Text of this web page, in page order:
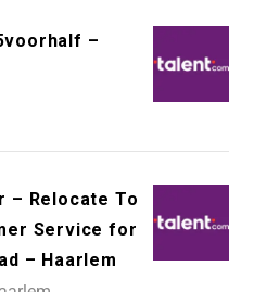
–
– Relocate To
Service for
– Haarlem